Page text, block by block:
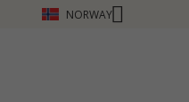
NORWAY
KLIKK HER